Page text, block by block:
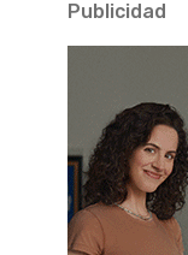
Publicidad